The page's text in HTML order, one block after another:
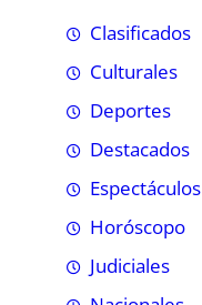
Clasificados
Culturales
Deportes
Destacados
Espectáculos
Horóscopo
Judiciales